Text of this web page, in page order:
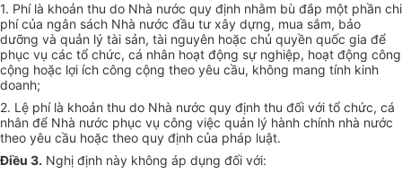
1. Phí là khoản thu do Nhà nước quy định nhằm bù đắp một phần chi
phí của ngân sách Nhà nước đầu tư xây dựng, mua sắm, bảo
dưỡng và quản lý tài sản, tài nguyên hoặc chủ quyền quốc gia để
phục vụ các tổ chức, cá nhân hoạt động sự nghiệp, hoạt động công
cộng hoặc lợi ích công cộng theo yêu cầu, không mang tính kinh
doanh;
2. Lệ phí là khoản thu do Nhà nước quy định thu đối với tổ chức, cá
nhân để Nhà nước phục vụ công việc quản lý hành chính nhà nước
theo yêu cầu hoặc theo quy định của pháp luật.
Điều 3. Nghị định này không áp dụng đối với: